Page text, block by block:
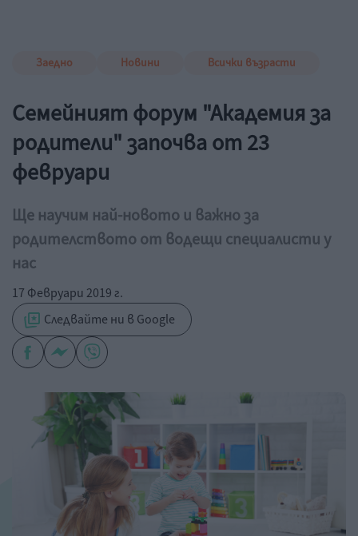
Заедно Новини Всички възрасти
Семейният форум "Академия за
родители" започва от 23
февруари
Ще научим най-новото и важно за
родителството от водещи специалисти у
нас
17 Февруари 2019 г.
Следвайте ни в Google